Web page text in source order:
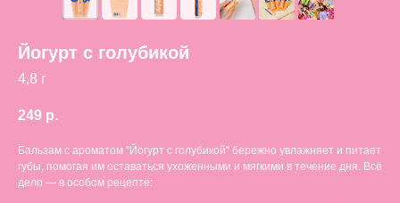
Йогурт с голубикой
4,8 г
249 р.
Бальзам с ароматом "Йогурт с голубикой" бережно увлажняет и питает
губы, помогая им оставаться ухоженными и мягкими в течение дня. Всё
дело — в особом рецепте: